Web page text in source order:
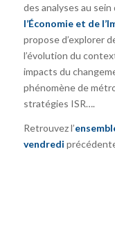
des analyses au
l’Économie et de
propose d’explorer
l’évolution du
impacts du
phénomène de
stratégies ISR….
Retrouvez l’
vendredi